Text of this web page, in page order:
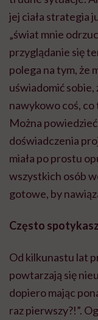
jej ciała strategia
„świat mnie
przyglądanie się
polega na tym, że
uświadomić sobie,
nawykowo coś, co
Można
doświadczenia
miała po prostu
wszystkich osób
gotowe, by
Często
Od kilkunastu lat
powtarzają się
dopiero mając
raz pierwszy?!”.